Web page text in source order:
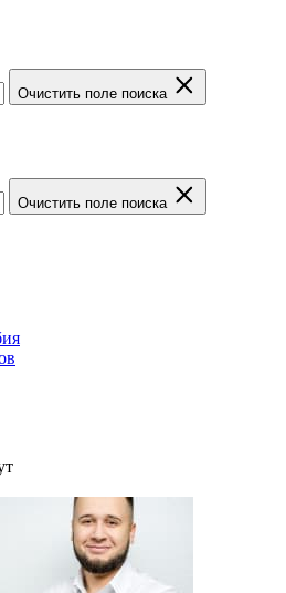
Очистить поле поиска
Очистить поле поиска